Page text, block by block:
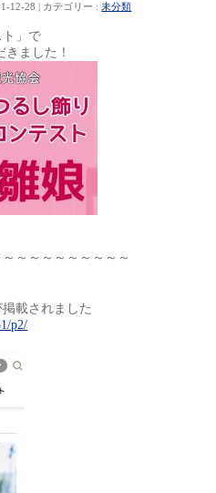
12-28 カテゴリー :未分類
ト」で
ました！
～～～～～～～～～
載されました
p2/